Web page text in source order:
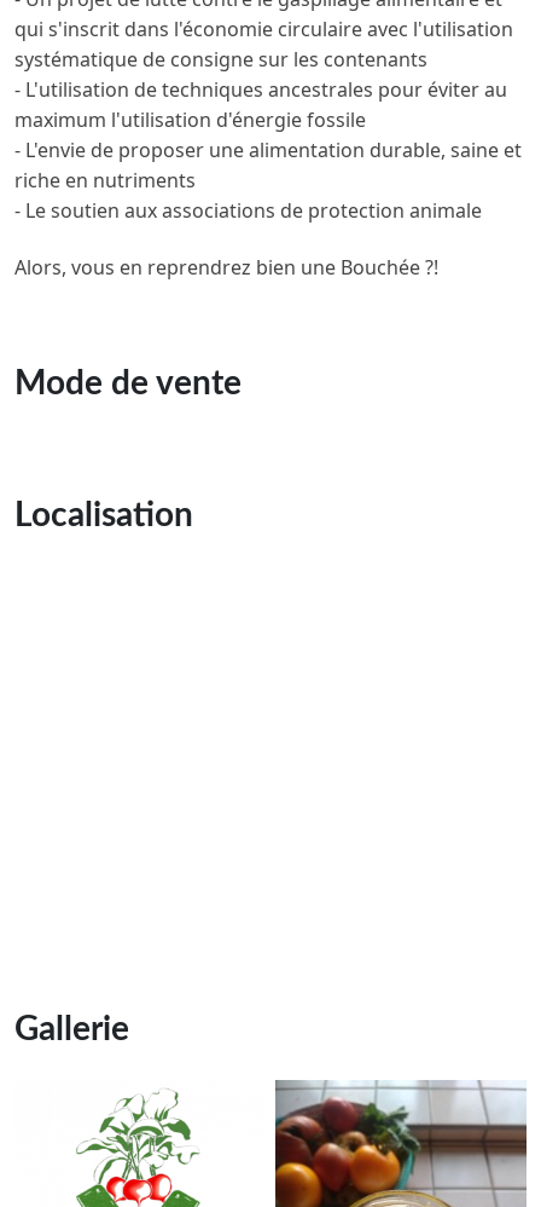
qui s'inscrit dans l'économie circulaire avec l'utilisation
systématique de consigne sur les contenants
- L'utilisation de techniques ancestrales pour éviter au
maximum l'utilisation d'énergie fossile
- L'envie de proposer une alimentation durable, saine et
riche en nutriments
- Le soutien aux associations de protection animale
Alors, vous en reprendrez bien une Bouchée ?!
Mode de vente
Localisation
Gallerie